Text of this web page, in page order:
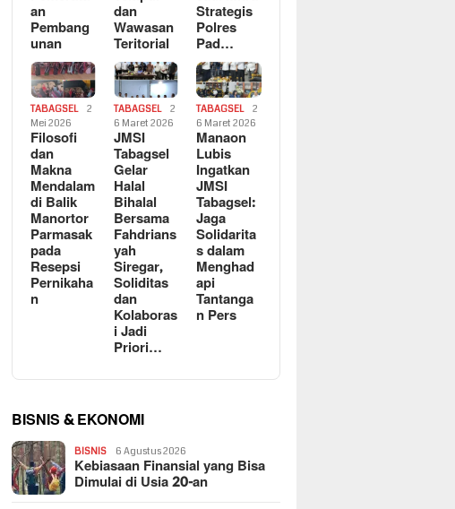
an
Pembang
unan
dan
Wawasan
Teritorial
Strategis
Polres
Pad…
TABAGSEL
2
Mei 2026
Filosofi
dan
Makna
Mendalam
di Balik
Manortor
Parmasak
pada
Resepsi
Pernikaha
n
TABAGSEL
2
6 Maret 2026
JMSI
Tabagsel
Gelar
Halal
Bihalal
Bersama
Fahdrians
yah
Siregar,
Soliditas
dan
Kolaboras
i Jadi
Priori…
TABAGSEL
2
6 Maret 2026
Manaon
Lubis
Ingatkan
JMSI
Tabagsel:
Jaga
Solidarita
s dalam
Menghad
api
Tantanga
n Pers
BISNIS & EKONOMI
BISNIS 6 Agustus 2026
Kebiasaan Finansial yang Bisa
Dimulai di Usia 20-an